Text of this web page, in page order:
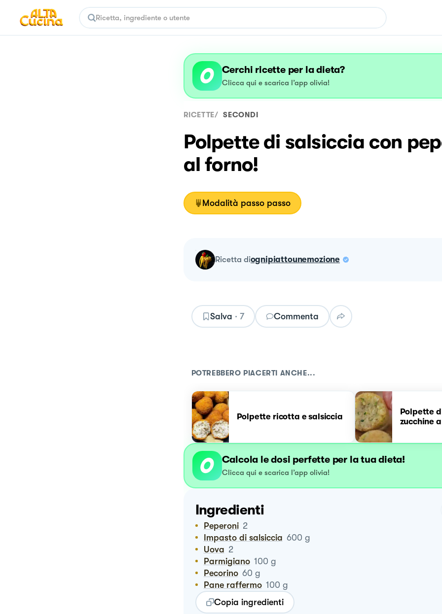
Cerchi ricette per la dieta?
Clicca qui e scarica l’app olivia!
RICETTE/ SECONDI
Polpette di salsiccia con
al forno!
Modalità passo passo
ricetta diognipiattounemozione
Salva · 7 Commenta
POTREBBERO PIACERTI ANCHE...
Polpette ricotta e salsiccia
Polpette
zucchine
Calcola le dosi perfette per la tua dieta!
Clicca qui e scarica l’app olivia!
Ingredienti
Peperoni 2
Impasto di salsiccia 600 g
Uova 2
Parmigiano 100 g
Pecorino 60 g
Pane raffermo 100 g
Copia ingredienti